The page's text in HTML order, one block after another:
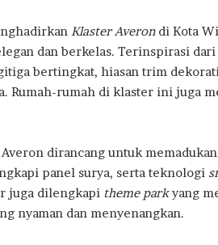
Klaster Averondi Kota
dan berkelas. Terinspirasi
bertingkat, hiasan trim
Rumah-rumah di klaster ini juga
dirancang untuk
panel surya, serta teknologi
juga dilengkapi theme parkyang
nyaman dan menyenangkan.
a
n
M
i
i
R
u
m